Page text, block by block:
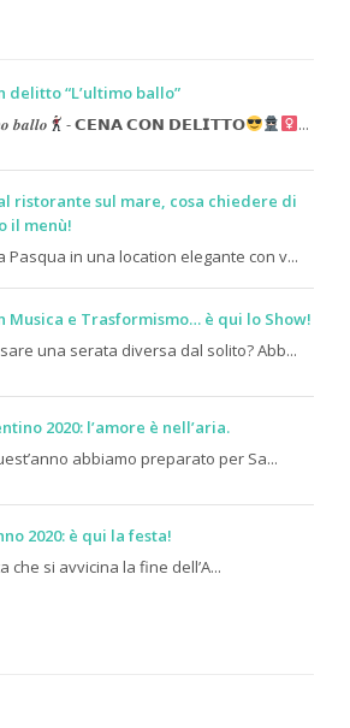
delitto “L’ultimo ballo”
𝒃𝒂𝒍𝒍𝒐
- 𝗖𝗘𝗡𝗔 𝗖𝗢𝗡 𝗗𝗘𝗟𝗜𝗧𝗧𝗢 ...
ristorante sul mare, cosa chiedere di
il menù!
Pasqua in una location elegante con v...
Musica e Trasformismo… è qui lo Show!
una serata diversa dal solito? Abb...
2020: l’amore è nell’aria.
abbiamo preparato per Sa...
2020: è qui la festa!
che si avvicina la fine dell’A...